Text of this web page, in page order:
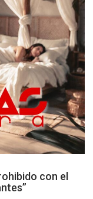
con el